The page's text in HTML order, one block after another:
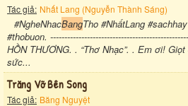
Tác giả: Nhất Lang (Nguyễn Thành Sáng)
#NgheNhacBangTho #NhấtLang
#thobuon.
HỒN THƯƠNG. . “Thơ Nhạc”. . Em ơi!
sức...
Trăng Vỡ Bên Song
Tác giả: Băng Nguyệt